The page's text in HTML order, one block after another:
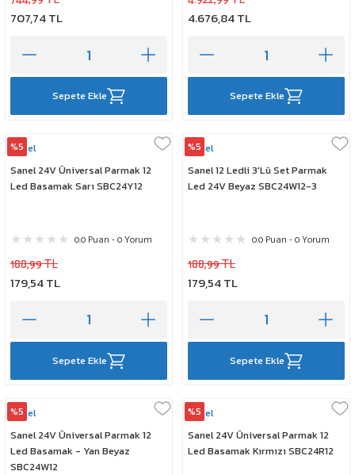
707,74 TL
Sepete Ekle
4.676,84 TL
Sepete Ekle
%5
Sanel
Sanel 24V Üniversal Parmak 12
Led Basamak Sarı SBC24Y12
0.0 Puan - 0 Yorum
188,99 TL
179,54 TL
Sepete Ekle
%5
Sanel
Sanel 12 Ledli 3'Lü Set Parmak
Led 24V Beyaz SBC24W12-3
0.0 Puan - 0 Yorum
188,99 TL
179,54 TL
Sepete Ekle
%5
Sanel
Sanel 24V Üniversal Parmak 12
Led Basamak - Yan Beyaz
SBC24W12
%5
Sanel
Sanel 24V Üniversal Parmak 12
Led Basamak Kırmızı SBC24R12